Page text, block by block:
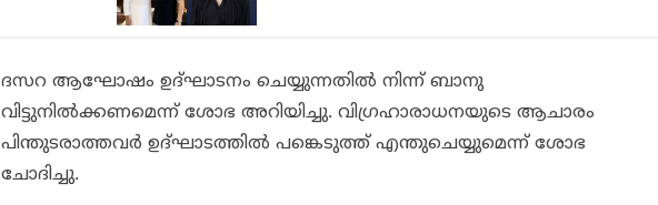
ദസറ ആഘോഷം ഉദ്ഘാടനം ചെയ്യുന്നതില്‍ നിന്ന് ബാനു
വിട്ടുനില്‍ക്കണമെന്ന് ശോഭ അറിയിച്ചു. വിഗ്രഹാരാധനയുടെ ആചാരം
പിന്തുടരാത്തവര്‍ ഉദ്ഘാടത്തില്‍ പങ്കെടുത്ത് എന്തുചെയ്യുമെന്ന് ശോഭ
ചോദിച്ചു.